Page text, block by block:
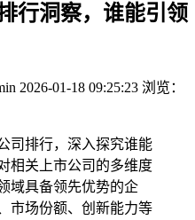
行洞察，谁能引领
2026-01-18 09:25:23 浏览：
司排行，深入探究谁能
相关上市公司的多维度
域具备领先优势的企
市场份额、创新能力等